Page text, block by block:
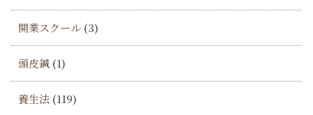
開業スクール (3)
頭皮鍼 (1)
養生法 (119)